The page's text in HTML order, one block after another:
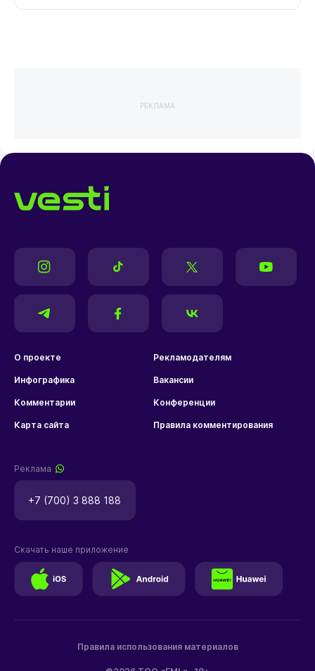
РЕКЛАМА
О проекте Рекламодателям
Инфографика Вакансии
Комментарии Конференции
Карта сайта Правила комментирования
Реклама
+7 (700) 3 888 188
Правила использования материалов
Скачать наше приложение